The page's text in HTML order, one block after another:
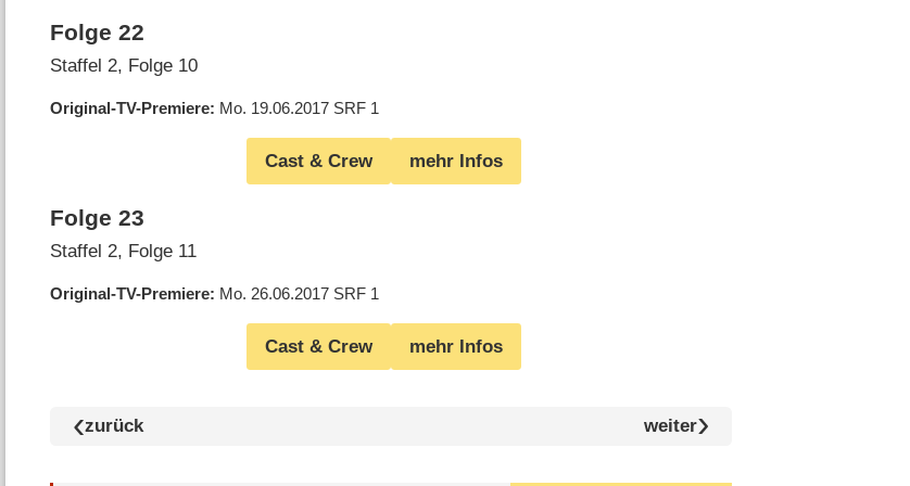
Folge 22
Staffel 2, Folge 10
Original-TV-Premiere Mo. 19.06.2017 SRF 1
Cast & Crew mehr Infos
Folge 23
Staffel 2, Folge 11
Original-TV-Premiere Mo. 26.06.2017 SRF 1
Cast & Crew mehr Infos
zurück weiter